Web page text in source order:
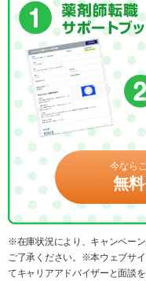
今なら
無
※在庫状況により、キャンペー
ご了承ください。※本ウェブサ
てキャリアアドバイザーと面談